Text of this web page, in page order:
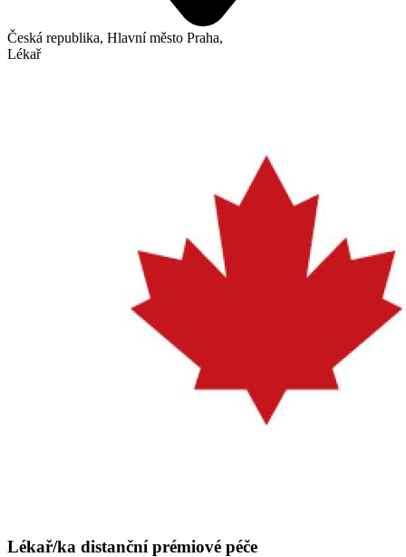
Česká republika, Hlavní město Praha,
Lékař
Lékař/ka distanční prémiové péče